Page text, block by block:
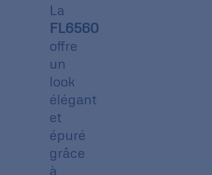
La
FL6560
offre
un
look
élégant
et
épuré
grâce
à